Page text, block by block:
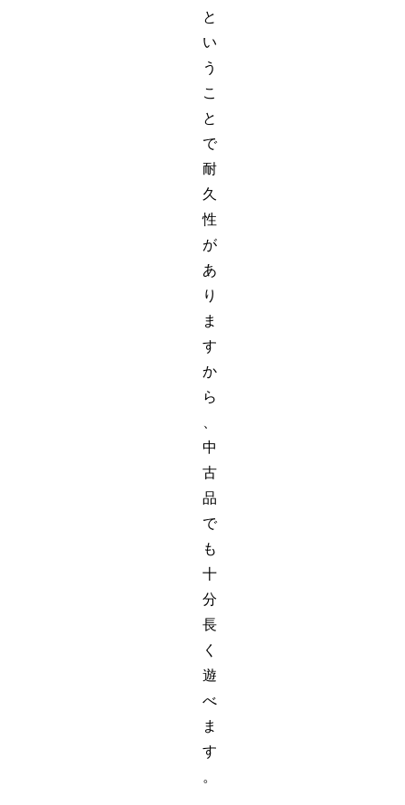
と
い
う
こ
と
で
耐
久
性
が
あ
り
ま
す
か
ら
中
古
品
で
も
十
分
長
く
遊
べ
ま
す
。